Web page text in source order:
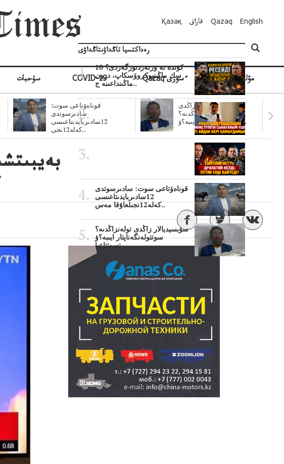
Қазақ قازاق Qazaq English
سۇحبات COVID-19 Qazaq ءسوزى مۋلتيمەديا
قوناەۆتاعى سوت:
سادىرسوتدى
12سادىربايدىتاعىسى
كەلە12نجى..
سۋبسيديالار زاڭدى
تولەنزاڭدىە؟
سوتتولەنگەناپتار ايىبە؟ۋ..
رەداكتسيا تاڭداۋىتاڭداۋى
10 كۇندە نە وزنەردىوزگەردى؟
سك ماڭىنپوكروۆسكاپ، درون
ماڭىنداعىنە ج..
قوناەۆتاعى سوت: سادىرسوتدى
12سادىربايدىتاعىسى
كەلە12نجىلعاۇقا مەس..
سۋبسيديالار زاڭدى تولەنزاڭدىە؟
سوتتولەنگەناپتار ايىبە؟ۋ
تسوتتاعىا..